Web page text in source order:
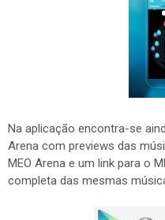
Na aplicação encontra-se
Arena com previews das
MEO Arena e um link para o
completa das mesmas